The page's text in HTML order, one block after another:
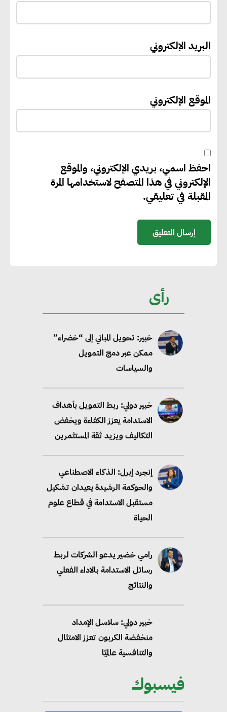
البريد الإلكتروني
الموقع الإلكتروني
احفظ اسمي، بريدي الإلكتروني، والموقع
الإلكتروني في هذا المتصفح لاستخدامها المرة
المقبلة في تعليقي.
رأى
لمدينتي المنيا ويوسف الصديق
النمو الحضري
مليون جنيه إسترليني لدعم توسع
المتجددة
جوجل تعلن إضافة 12 جيجاوات
من الطاقة النظيفة وتجنب انبعاث
أكسيد الكربون
2035
خبير: تحويل المباني إلى “خضراء”
ممكن عبر دمج التمويل
والسياسات
خبير دولي: ربط التمويل بأهداف
الاستدامة يعزز الكفاءة ويخفض
التكاليف ويزيد ثقة المستثمرين
إنجرد إبرل: الذكاء الاصطناعي
والحوكمة الرشيدة يعيدان تشكيل
مستقبل الاستدامة في قطاع علوم
الحياة
رامي خضير يدعو الشركات لربط
رسائل الاستدامة بالاداء الفعلي
والنتائج
خبير دولي: سلاسل الإمداد
منخفضة الكربون تعزز الامتثال
والتنافسية عالميًا
“وزيرة البيئة الدكتورة ياسمين
فؤاد”.. منصب رفيع يعكس المكانة
فيسبوك